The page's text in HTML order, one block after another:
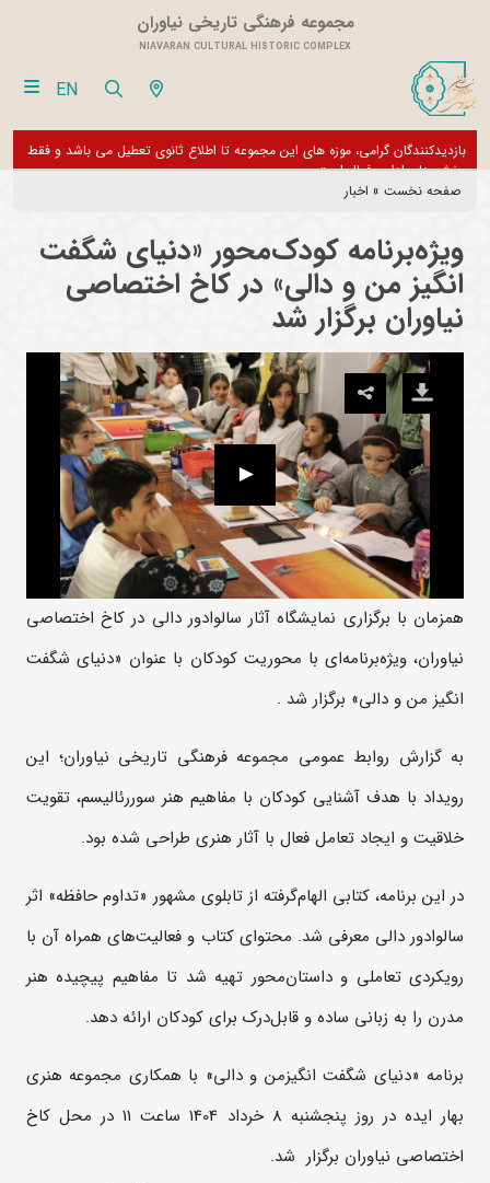
مجموعه فرهنگی تاریخی نیاوران
NIAVARAN CULTURAL HISTORIC COMPLEX
EN
بازدیدکنندگان گرامی، موزه های این مجموعه تا اطلاع ثانوی تعطیل می باشد و فقط
بخش های اداری فعال است
صفحه نخست » اخبار
ویژه‌برنامه کودک‌محور «دنیای شگفت
انگیز من و دالی» در کاخ اختصاصی
نیاوران برگزار شد
همزمان با برگزاری نمایشگاه آثار سالوادور دالی در کاخ اختصاصی
نیاوران، ویژه‌برنامه‌ای با محوریت کودکان با عنوان «دنیای شگفت
انگیز من و دالی» برگزار شد .
به گزارش روابط عمومی مجموعه فرهنگی تاریخی نیاوران؛ این
رویداد با هدف آشنایی کودکان با مفاهیم هنر سوررئالیسم، تقویت
خلاقیت و ایجاد تعامل فعال با آثار هنری طراحی شده بود.
در این برنامه، کتابی الهام‌گرفته از تابلوی مشهور «تداوم حافظه» اثر
سالوادور دالی معرفی شد. محتوای کتاب و فعالیت‌های همراه آن با
رویکردی تعاملی و داستان‌محور تهیه شد تا مفاهیم پیچیده هنر
مدرن را به زبانی ساده و قابل‌درک برای کودکان ارائه دهد.
برنامه «دنیای شگفت انگیزمن و دالی» با همکاری مجموعه هنری
بهار ایده در روز پنجشنبه 8 خرداد 1404 ساعت 11 در محل کاخ
اختصاصی نیاوران برگزار شد.